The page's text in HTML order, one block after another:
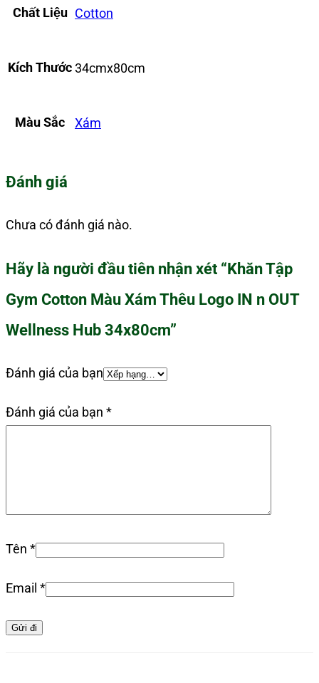
Chất Liệu Cotton
Kích Thước34cmx80cm
Màu Sắc Xám
Đánh giá
Chưa có đánh giá nào.
Hãy là người đầu tiên nhận xét “Khăn Tập
Gym Cotton Màu Xám Thêu Logo IN n OUT
Wellness Hub 34x80cm”
Đánh giá của bạn
Đánh giá của bạn *
Tên *
Email *